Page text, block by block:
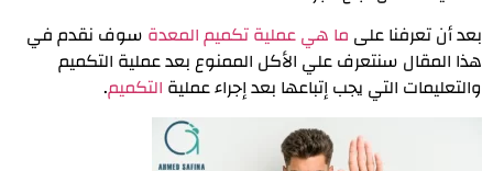
بعد أن تعرفنا على ما هي عملية تكميم المعدة سوف نقدم في
هذا المقال سنتعرف علي الأكل الممنوع بعد عملية التكميم
والتعليمات التي يجب إتباعها بعد إجراء عملية التكميم.